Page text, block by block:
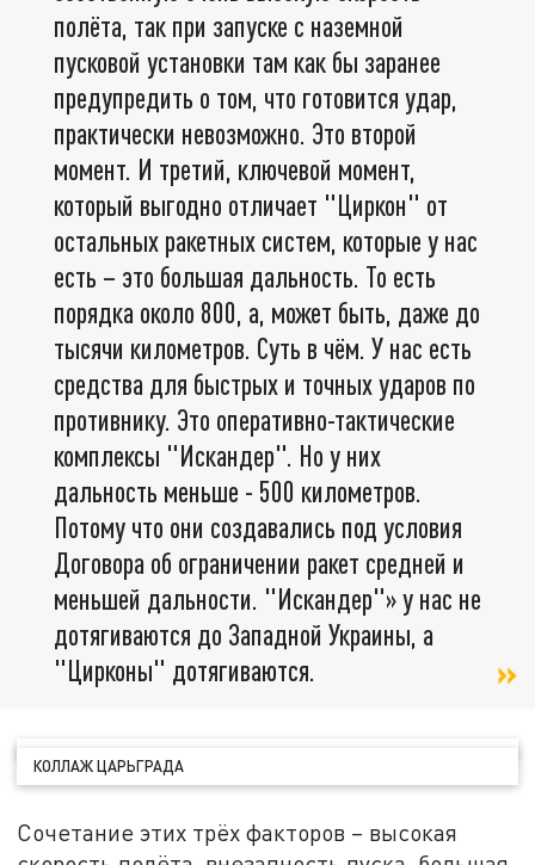
полёта, так при запуске с наземной
пусковой установки там как бы заранее
предупредить о том, что готовится удар,
практически невозможно. Это второй
момент. И третий, ключевой момент,
который выгодно отличает "Циркон" от
остальных ракетных систем, которые у нас
есть – это большая дальность. То есть
порядка около 800, а, может быть, даже до
тысячи километров. Суть в чём. У нас есть
средства для быстрых и точных ударов по
противнику. Это оперативно-тактические
комплексы "Искандер". Но у них
дальность меньше - 500 километров.
Потому что они создавались под условия
Договора об ограничении ракет средней и
меньшей дальности. "Искандер"» у нас не
дотягиваются до Западной Украины, а
"Цирконы" дотягиваются.
КОЛЛАЖ ЦАРЬГРАДА
Сочетание этих трёх факторов – высокая